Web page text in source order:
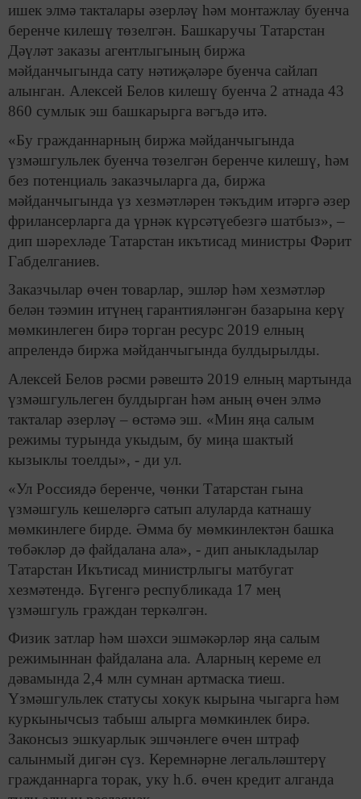
ишек элмә такталары әзерләү һәм монтажлау буенча
беренче килешү төзелгән. Башкаручы Татарстан
Дәүләт заказы агентлыгының биржа
мәйданчыгында сату нәтиҗәләре буенча сайлап
алынган. Алексей Белов килешү буенча 2 атнада 43
860 сумлык эш башкарырга вәгъдә итә.
«Бу гражданнарның биржа мәйданчыгында
үзмәшгульлек буенча төзелгән беренче килешү, һәм
без потенциаль заказчыларга да, биржа
мәйданчыгында үз хезмәтләрен тәкъдим итәргә әзер
фрилансерларга да үрнәк күрсәтүебезгә шатбыз», –
дип шәрехләде Татарстан икътисад министры Фәрит
Габделганиев.
Заказчылар өчен товарлар, эшләр һәм хезмәтләр
белән тәэмин итүнең гарантияләнгән базарына керү
мөмкинлеген бирә торган ресурс 2019 елның
апрелендә биржа мәйданчыгында булдырылды.
Алексей Белов рәсми рәвештә 2019 елның мартында
үзмәшгульлеген булдырган һәм аның өчен элмә
такталар әзерләү – өстәмә эш. «Мин яңа салым
режимы турында укыдым, бу миңа шактый
кызыклы тоелды», - ди ул.
«Ул Россиядә беренче, чөнки Татарстан гына
үзмәшгуль кешеләргә сатып алуларда катнашу
мөмкинлеге бирде. Әмма бу мөмкинлектән башка
төбәкләр дә файдалана ала», - дип аныкладылар
Татарстан Икътисад министрлыгы матбугат
хезмәтендә. Бүгенгә республикада 17 мең
үзмәшгуль граждан теркәлгән.
Физик затлар һәм шәхси эшмәкәрләр яңа салым
режимыннан файдалана ала. Аларның кереме ел
дәвамында 2,4 млн сумнан артмаска тиеш.
Үзмәшгульлек статусы хокук кырына чыгарга һәм
куркынычсыз табыш алырга мөмкинлек бирә.
Законсыз эшкуарлык эшчәнлеге өчен штраф
салынмый дигән сүз. Керемнәрне легальләштерү
гражданнарга торак, уку һ.б. өчен кредит алганда